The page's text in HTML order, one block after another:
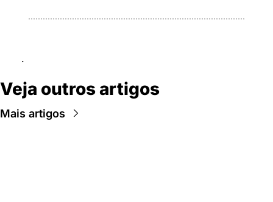
.
Veja outros artigos
Mais artigos